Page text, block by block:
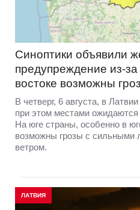
Синоптики объявили
предупреждение из-
востоке возможны
В четверг, 6 августа, в
при этом местами
На юге страны, особенно в
возможны грозы с сильными
ветром.
ЛАТВИЯ